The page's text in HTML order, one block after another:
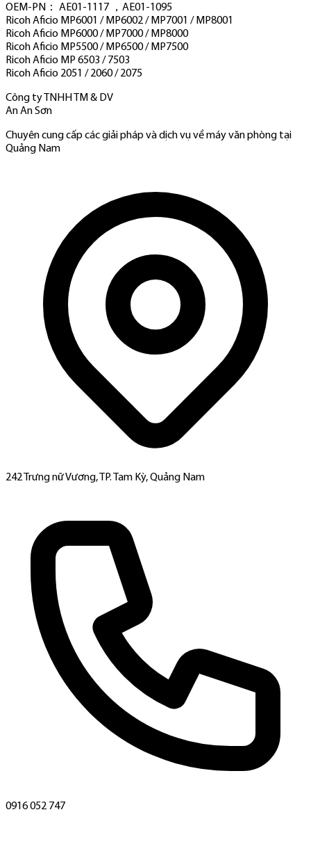
OEM-PN： AE01-1117 ，AE01-1095
Ricoh Aficio MP6001 / MP6002 / MP7001 / MP8001
Ricoh Aficio MP6000 / MP7000 / MP8000
Ricoh Aficio MP5500 / MP6500 / MP7500
Ricoh Aficio MP 6503 / 7503
Ricoh Aficio 2051 / 2060 / 2075
Công ty TNHH TM & DV
An An Sơn
Chuyên cung cấp các giải pháp và dịch vụ về máy văn phòng tại
Quảng Nam
242 Trưng nữ Vương, TP. Tam Kỳ, Quảng Nam
0916 052 747